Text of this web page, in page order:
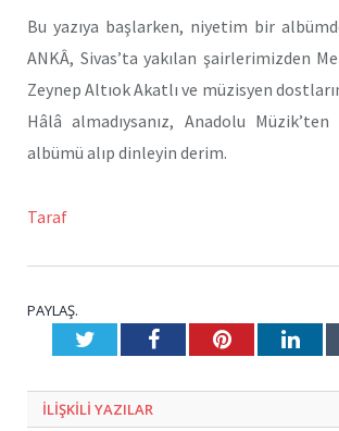
Bu yazıya başlarken, niyetim bir
ANKÂ, Sivas’ta yakılan şairlerimizden
Zeynep Altıok Akatlı ve müzisyen
Hâlâ almadıysanız, Anadolu
albümü alıp dinleyin derim.
Taraf
PAYLAŞ.
TwitterFacebookPinterest
ILIŞKILI YAZILAR